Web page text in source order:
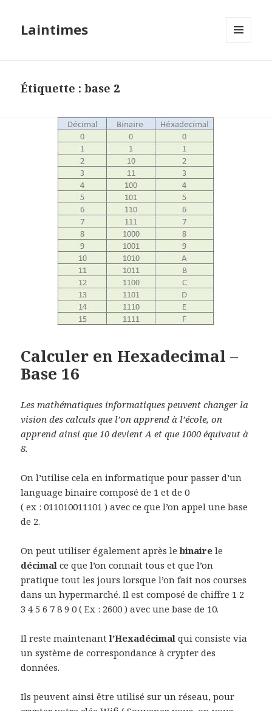
Laintimes
Étiquette :base 2
Calculer en Hexadecimal –
Base 16
Les mathématiques informatiques peuvent changer la
vision des calculs que l’on apprend à l’école, on
apprend ainsi que 10 devient A et que 1000 équivaut à
8.
On l’utilise cela en informatique pour passer d’un
language binaire composé de 1 et de 0
( ex : 011010011101 ) avec ce que l’on appel une base
de 2.
On peut utiliser également après lebinaire le
décimal ce que l’on connait tous et que l’on
pratique tout les jours lorsque l’on fait nos courses
dans un hypermarché. Il est composé de chiffre 1 2
3 4 5 6 7 8 9 0 ( Ex : 2600 ) avec une base de 10.
Il reste maintenant l’Hexadécimalqui consiste via
un système de correspondance à crypter des
données.
Ils peuvent ainsi être utilisé sur un réseau, pour